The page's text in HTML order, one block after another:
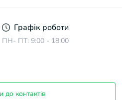
Графік роботи
ПН- ПТ: 9:00 - 18:00
до контактів